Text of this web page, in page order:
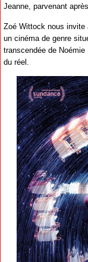
Jeanne, parvenant
Zoé Wittock nous invite
un cinéma de genre
transcendée de
du réel.